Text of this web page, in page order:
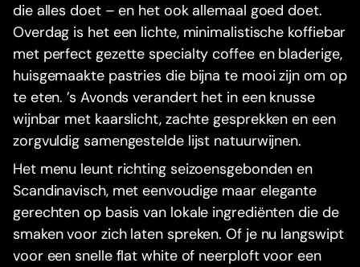
die alles doet – en het ook allemaal goed doet.
Overdag is het een lichte, minimalistische koffiebar
met perfect gezette specialty coffee en bladerige,
huisgemaakte pastries die bijna te mooi zijn om op
te eten. ’s Avonds verandert het in een knusse
wijnbar met kaarslicht, zachte gesprekken en een
zorgvuldig samengestelde lijst natuurwijnen.
Het menu leunt richting seizoensgebonden en
Scandinavisch, met eenvoudige maar elegante
gerechten op basis van lokale ingrediënten die de
smaken voor zich laten spreken. Of je nu langswipt
voor een snelle flat white of neerploft voor een